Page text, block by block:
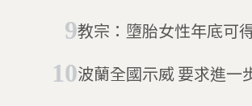
教宗：墮胎女性年底可
波蘭全國示威 要求進一